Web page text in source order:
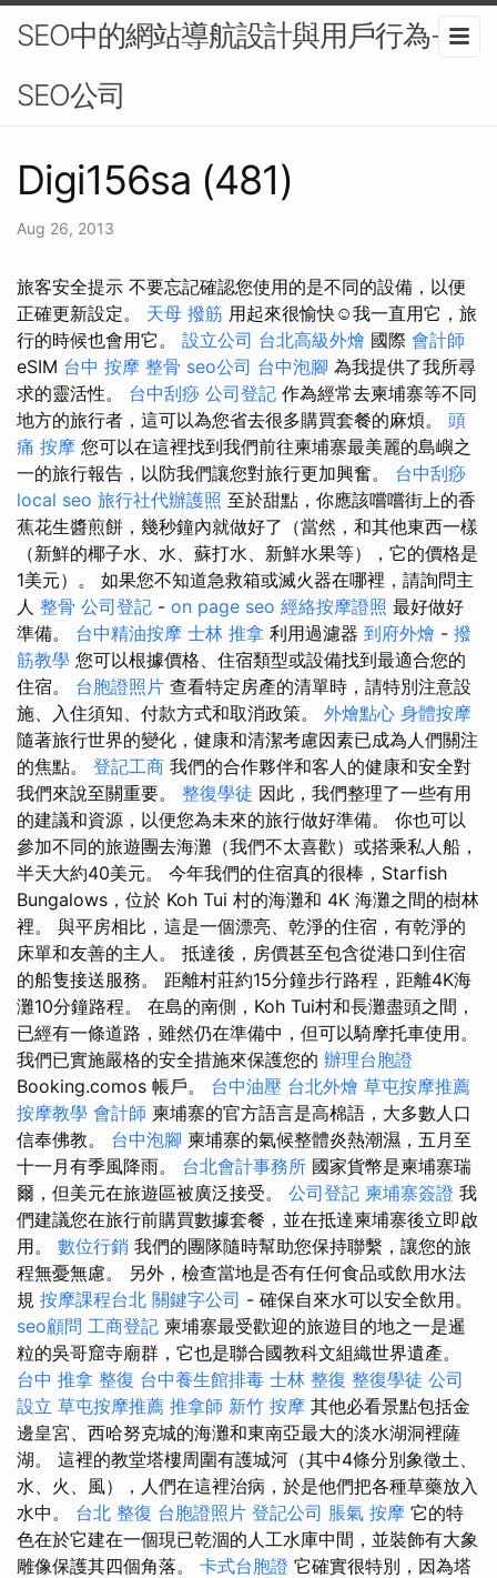
SEO中的網站導航設計與用戶行為-
SEO公司
Digi156sa (481)
Aug 26, 2013
旅客安全提示 不要忘記確認您使用的是不同的設備，以便
正確更新設定。 天母 撥筋 用起來很愉快☺️我一直用它，旅
行的時候也會用它。 設立公司 台北高級外燴 國際 會計師
eSIM 台中 按摩 整骨 seo公司 台中泡腳 為我提供了我所尋
求的靈活性。 台中刮痧 公司登記 作為經常去柬埔寨等不同
地方的旅行者，這可以為您省去很多購買套餐的麻煩。 頭
痛 按摩 您可以在這裡找到我們前往柬埔寨最美麗的島嶼之
一的旅行報告，以防我們讓您對旅行更加興奮。 台中刮痧
local seo 旅行社代辦護照 至於甜點，你應該嚐嚐街上的香
蕉花生醬煎餅，幾秒鐘內就做好了（當然，和其他東西一樣
（新鮮的椰子水、水、蘇打水、新鮮水果等），它的價格是
1美元）。 如果您不知道急救箱或滅火器在哪裡，請詢問主
人 整骨 公司登記 - on page seo 經絡按摩證照 最好做好
準備。 台中精油按摩 士林 推拿 利用過濾器 到府外燴 - 撥
筋教學 您可以根據價格、住宿類型或設備找到最適合您的
住宿。 台胞證照片 查看特定房產的清單時，請特別注意設
施、入住須知、付款方式和取消政策。 外燴點心 身體按摩
隨著旅行世界的變化，健康和清潔考慮因素已成為人們關注
的焦點。 登記工商 我們的合作夥伴和客人的健康和安全對
我們來說至關重要。 整復學徒 因此，我們整理了一些有用
的建議和資源，以便您為未來的旅行做好準備。 你也可以
參加不同的旅遊團去海灘（我們不太喜歡）或搭乘私人船，
半天大約40美元。 今年我們的住宿真的很棒，Starfish
Bungalows，位於 Koh Tui 村的海灘和 4K 海灘之間的樹林
裡。 與平房相比，這是一個漂亮、乾淨的住宿，有乾淨的
床單和友善的主人。 抵達後，房價甚至包含從港口到住宿
的船隻接送服務。 距離村莊約15分鐘步行路程，距離4K海
灘10分鐘路程。 在島的南側，Koh Tui村和長灘盡頭之間，
已經有一條道路，雖然仍在準備中，但可以騎摩托車使用。
我們已實施嚴格的安全措施來保護您的 辦理台胞證
Booking.comos 帳戶。 台中油壓 台北外燴 草屯按摩推薦
按摩教學 會計師 柬埔寨的官方語言是高棉語，大多數人口
信奉佛教。 台中泡腳 柬埔寨的氣候整體炎熱潮濕，五月至
十一月有季風降雨。 台北會計事務所 國家貨幣是柬埔寨瑞
爾，但美元在旅遊區被廣泛接受。 公司登記 柬埔寨簽證 我
們建議您在旅行前購買數據套餐，並在抵達柬埔寨後立即啟
用。 數位行銷 我們的團隊隨時幫助您保持聯繫，讓您的旅
程無憂無慮。 另外，檢查當地是否有任何食品或飲用水法
規 按摩課程台北 關鍵字公司 - 確保自來水可以安全飲用。
seo顧問 工商登記 柬埔寨最受歡迎的旅遊目的地之一是暹
粒的吳哥窟寺廟群，它也是聯合國教科文組織世界遺產。
台中 推拿 整復 台中養生館排毒 士林 整復 整復學徒 公司
設立 草屯按摩推薦 推拿師 新竹 按摩 其他必看景點包括金
邊皇宮、西哈努克城的海灘和東南亞最大的淡水湖洞裡薩
湖。 這裡的教堂塔樓周圍有護城河（其中4條分別象徵土、
水、火、風），人們在這裡治病，於是他們把各種草藥放入
水中。 台北 整復 台胞證照片 登記公司 脹氣 按摩 它的特
色在於它建在一個現已乾涸的人工水庫中間，並裝飾有大象
雕像保護其四個角落。 卡式台胞證 它確實很特別，因為塔